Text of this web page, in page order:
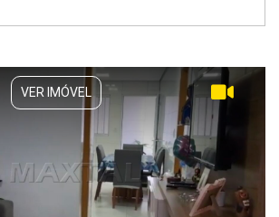
VER IMÓVEL